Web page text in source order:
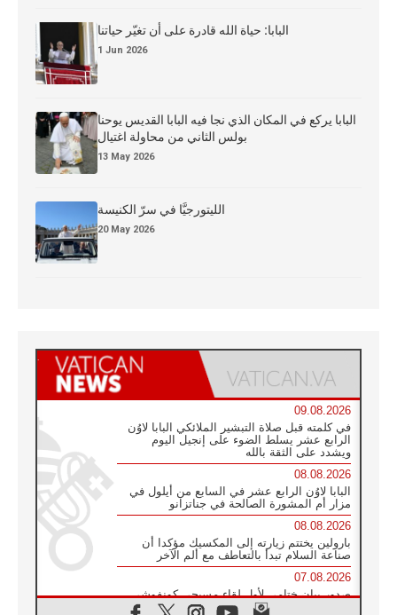
البابا: حياة الله قادرة على أن تغيّر حياتنا
1 Jun 2026
البابا يركع في المكان الذي نجا فيه البابا القديس يوحنا
بولس الثاني من محاولة اغتيال
13 May 2026
الليتورجيَّا في سرّ الكنيسة
20 May 2026
09.08.2026
في كلمته قبل صلاة التبشير الملائكي البابا لاوُن
الرابع عشر يسلط الضوء على إنجيل اليوم
ويشدد على الثقة بالله
08.08.2026
البابا لاوُن الرابع عشر في السابع من أيلول في
مزار أم المشورة الصالحة في جناتزانو
08.08.2026
بارولين يختتم زيارته إلى المكسيك مؤكدا أن
صناعة السلام تبدأ بالتعاطف مع ألم الآخر
07.08.2026
صدور بيان ختامي لأول لقاء مسيحي كونفوشي
بمشاركة الدائرة الفاتيكانية للحوار بين الأديان